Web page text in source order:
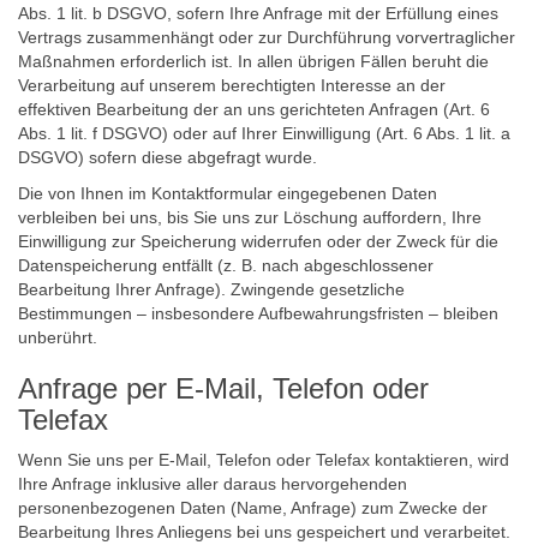
Abs. 1 lit. b DSGVO, sofern Ihre Anfrage mit der Erfüllung eines
Vertrags zusammenhängt oder zur Durchführung vorvertraglicher
Maßnahmen erforderlich ist. In allen übrigen Fällen beruht die
Verarbeitung auf unserem berechtigten Interesse an der
effektiven Bearbeitung der an uns gerichteten Anfragen (Art. 6
Abs. 1 lit. f DSGVO) oder auf Ihrer Einwilligung (Art. 6 Abs. 1 lit. a
DSGVO) sofern diese abgefragt wurde.
Die von Ihnen im Kontaktformular eingegebenen Daten
verbleiben bei uns, bis Sie uns zur Löschung auffordern, Ihre
Einwilligung zur Speicherung widerrufen oder der Zweck für die
Datenspeicherung entfällt (z. B. nach abgeschlossener
Bearbeitung Ihrer Anfrage). Zwingende gesetzliche
Bestimmungen – insbesondere Aufbewahrungsfristen – bleiben
unberührt.
Anfrage per E-Mail, Telefon oder
Telefax
Wenn Sie uns per E-Mail, Telefon oder Telefax kontaktieren, wird
Ihre Anfrage inklusive aller daraus hervorgehenden
personenbezogenen Daten (Name, Anfrage) zum Zwecke der
Bearbeitung Ihres Anliegens bei uns gespeichert und verarbeitet.